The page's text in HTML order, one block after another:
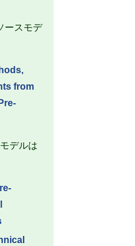
ースモデ
from
デルは